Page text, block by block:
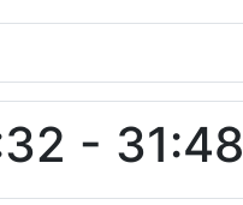
- 31:48